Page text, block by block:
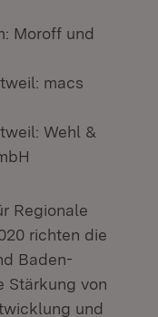
Moroff und
macs
Wehl &
Regionale
richten die
Baden-
Stärkung von
und